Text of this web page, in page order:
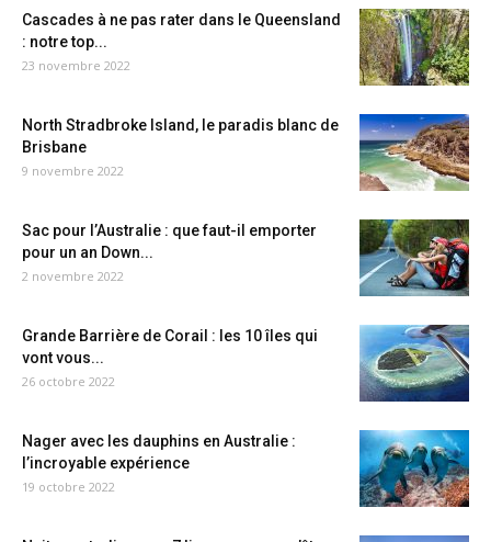
Cascades à ne pas rater dans le Queensland
: notre top...
23 novembre 2022
North Stradbroke Island, le paradis blanc de
Brisbane
9 novembre 2022
Sac pour l’Australie : que faut-il emporter
pour un an Down...
2 novembre 2022
Grande Barrière de Corail : les 10 îles qui
vont vous...
26 octobre 2022
Nager avec les dauphins en Australie :
l’incroyable expérience
19 octobre 2022